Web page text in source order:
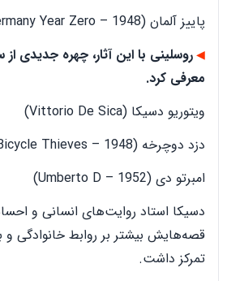
پاییز آلمان (Germany Year Zero – 1948)
◀ روسلینی با این آثار، چهره جدیدی از
معرفی کرد.
ویتوریو دسیکا (Vittorio De Sica)
دزد دوچرخه (Bicycle Thieves – 1948)
امبرتو دی (Umberto D – 1952)
دسیکا استاد روایت‌های انسانی و
قصه‌هایش بیشتر بر روابط خانوادگی و
تمرکز داشت.